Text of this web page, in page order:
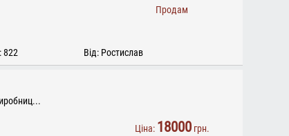
822 Від: Ростислав
Продам
Ціна: 18000грн.